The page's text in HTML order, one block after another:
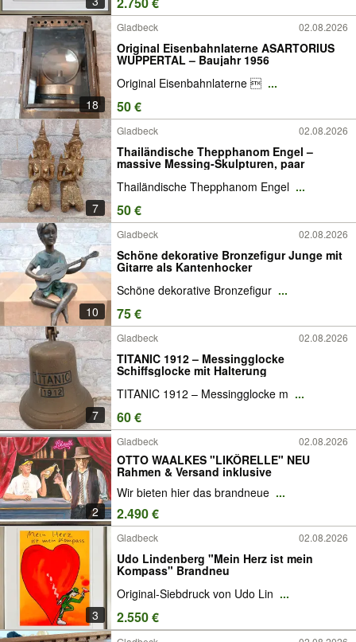
18
Gladbeck 02.08.2026
Original Eisenbahnlaterne ASARTORIUS
WUPPERTAL – Baujahr 1956
Original Eisenbahnlaterne  ...
50 €
7
Gladbeck 02.08.2026
Thailändische Thepphanom Engel –
massive Messing-Skulpturen, paar
Thailändische Thepphanom Engel ...
50 €
10
Gladbeck 02.08.2026
Schöne dekorative Bronzefigur Junge mit
Gitarre als Kantenhocker
Schöne dekorative Bronzefigur ...
75 €
7
Gladbeck 02.08.2026
TITANIC 1912 – Messingglocke
Schiffsglocke mit Halterung
TITANIC 1912 – Messingglocke m ...
60 €
2
Gladbeck 02.08.2026
OTTO WAALKES "LIKÖRELLE" NEU
Rahmen & Versand inklusive
Wir bieten hier das brandneue ...
2.490 €
3
Gladbeck 02.08.2026
Udo Lindenberg "Mein Herz ist mein
Kompass" Brandneu
Original-Siebdruck von Udo Lin ...
2.550 €